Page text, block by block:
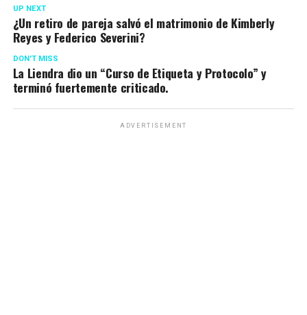
UP NEXT
¿Un retiro de pareja salvó el matrimonio de Kimberly
Reyes y Federico Severini?
DON'T MISS
La Liendra dio un “Curso de Etiqueta y Protocolo” y
terminó fuertemente criticado.
ADVERTISEMENT